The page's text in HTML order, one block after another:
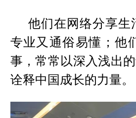
他们在网络分享生
专业又通俗易懂；他
事，常常以深入浅出
诠释中国成长的力量。